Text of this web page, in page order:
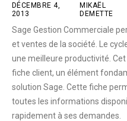
DÉCEMBRE 4,
2013
MIKAËL
DEMETTE
Sage Gestion Commerciale
et ventes de la société. Le
une meilleure productivité.
fiche client, un élément
solution Sage. Cette fiche
toutes les informations
rapidement à ses demandes.